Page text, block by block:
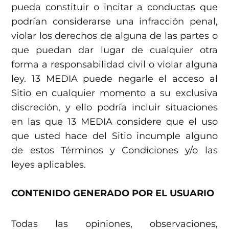
pueda constituir o incitar a conductas que
podrían considerarse una infracción penal,
violar los derechos de alguna de las partes o
que puedan dar lugar de cualquier otra
forma a responsabilidad civil o violar alguna
ley. 13 MEDIA puede negarle el acceso al
Sitio en cualquier momento a su exclusiva
discreción, y ello podría incluir situaciones
en las que 13 MEDIA considere que el uso
que usted hace del Sitio incumple alguno
de estos Términos y Condiciones y/o las
leyes aplicables.
CONTENIDO GENERADO POR EL USUARIO
Todas las opiniones, observaciones,